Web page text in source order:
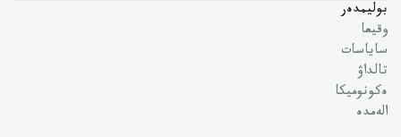
بوليمدەر
وقيعا
ساياسات
تالداۋ
ەكونوميكا
الەمدە